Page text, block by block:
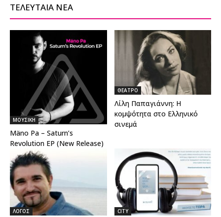
ΤΕΛΕΥΤΑΙΑ ΝΕΑ
ΜΟΥΣΙΚΗ
Mäno Pa – Saturn’s
Revolution EP (New Release)
ΘΕΑΤΡΟ
Λίλη Παπαγιάννη: Η
κομψότητα στο Ελληνικό
σινεμά
ΛΟΓΟΣ CITY